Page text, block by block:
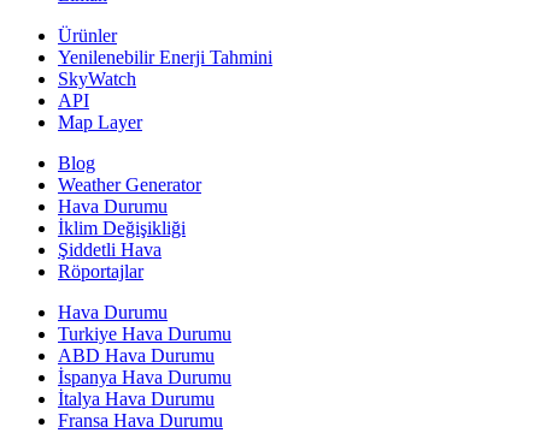
Ürünler
Yenilenebilir Enerji Tahmini
SkyWatch
API
Map Layer
Blog
Weather Generator
Hava Durumu
İklim Değişikliği
Şiddetli Hava
Röportajlar
Hava Durumu
Turkiye Hava Durumu
ABD Hava Durumu
İspanya Hava Durumu
İtalya Hava Durumu
Fransa Hava Durumu